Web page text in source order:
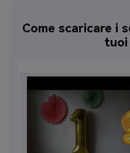
Come scaricare i
tuoi